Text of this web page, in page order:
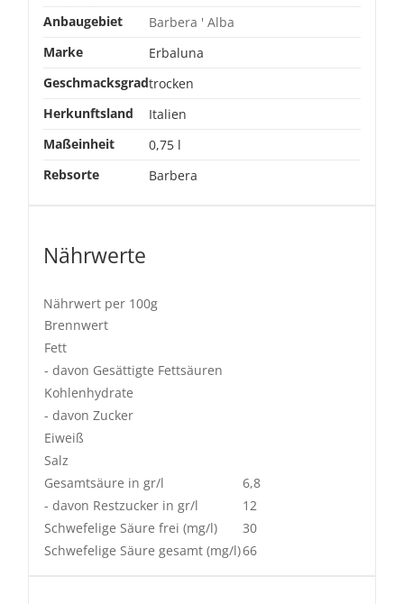
Anbaugebiet
Barbera ' Alba
Marke
Erbaluna
Geschmacksgradtrocken
Herkunftsland
Italien
Maßeinheit
0,75 l
Rebsorte
Barbera
Nährwerte
Nährwert per 100g
Brennwert
Fett
- davon Gesättigte Fettsäuren
Kohlenhydrate
- davon Zucker
Eiweiß
Salz
Gesamtsäure in gr/l
6,8
- davon Restzucker in gr/l
12
Schwefelige Säure frei (mg/l)
30
Schwefelige Säure gesamt (mg/l)66